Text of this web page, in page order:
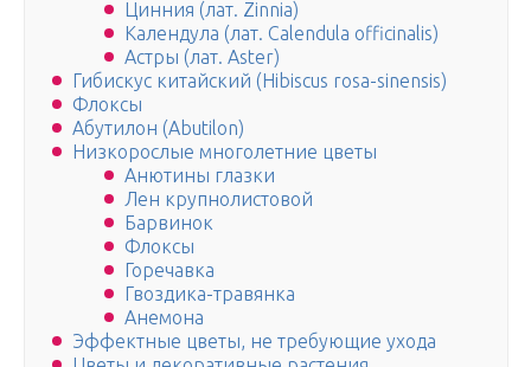
Цинния (лат. Zinnia)
Календула (лат. Calendula officinalis)
Астры (лат. Aster)
Гибискус китайский (Hibiscus rosa-sinensis)
Флоксы
Абутилон (Abutilon)
Низкорослые многолетние цветы
Анютины глазки
Лен крупнолистовой
Барвинок
Флоксы
Горечавка
Гвоздика-травянка
Анемона
Эффектные цветы, не требующие ухода